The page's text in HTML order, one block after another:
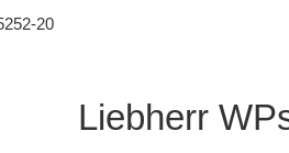
20
Liebherr